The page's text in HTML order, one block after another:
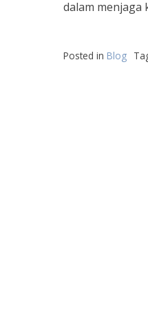
dalam
Posted in Blog